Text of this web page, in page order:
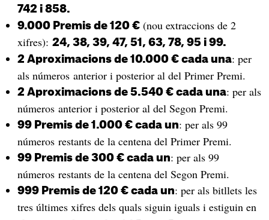
742 i 858.
9.000 Premis de 120 €(nou extraccions de 2
xifres): 24, 38, 39, 47, 51, 63, 78, 95 i 99.
2 Aproximacions de 10.000 € cada una: per
als números anterior i posterior al del Primer Premi.
2 Aproximacions de 5.540 € cada una: per als
números anterior i posterior al del Segon Premi.
99 Premis de 1.000 € cada un: per als 99
números restants de la centena del Primer Premi.
99 Premis de 300 € cada un: per als 99
números restants de la centena del Segon Premi.
999 Premis de 120 € cada un: per als bitllets les
tres últimes xifres dels quals siguin iguals i estiguin en